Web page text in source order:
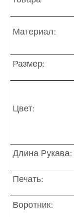
Материал:
Размер:
Цвет:
Длина Рукава:
Печать:
Воротник: